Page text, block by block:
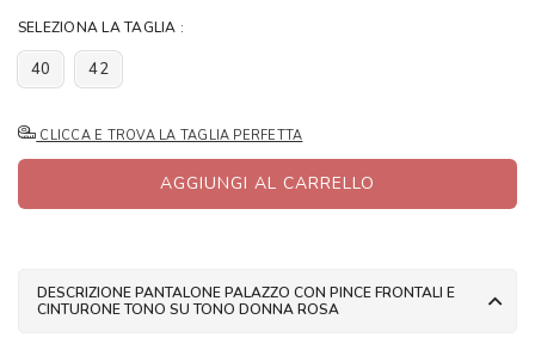
SELEZIONA LA TAGLIA :
40 42
CLICCA E TROVA LA TAGLIA PERFETTA
AGGIUNGI AL CARRELLO
DESCRIZIONE PANTALONE PALAZZO CON PINCE FRONTALI E
CINTURONE TONO SU TONO DONNA ROSA